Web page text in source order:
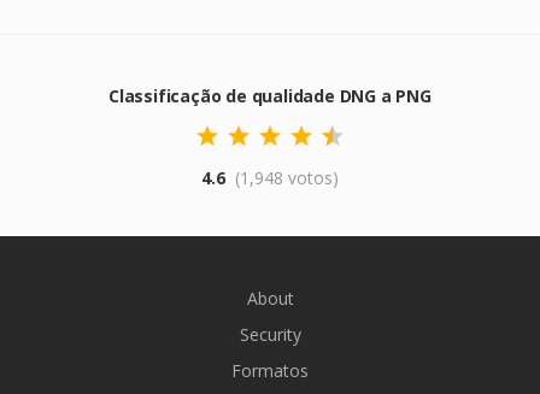
Classificação de qualidade DNG a PNG
4.6 (1,948 votos)
About
Security
Formatos